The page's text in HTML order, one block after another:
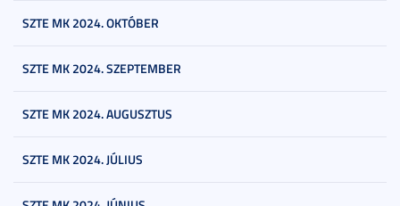
SZTE MK 2024. OKTÓBER
SZTE MK 2024. SZEPTEMBER
SZTE MK 2024. AUGUSZTUS
SZTE MK 2024. JÚLIUS